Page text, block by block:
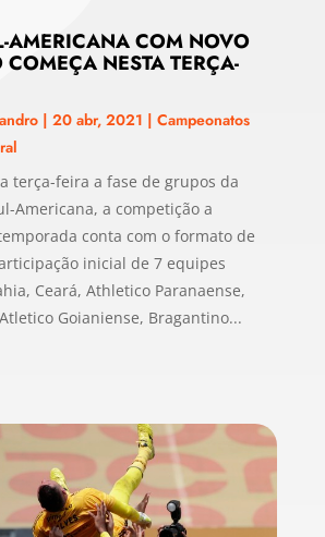
AMERICANA COM NOVO
COMEÇA NESTA TERÇA-
| 20 abr, 2021 | Campeonatos
terça-feira a fase de grupos da
Americana, a competição a
conta com o formato de
inicial de 7 equipes
Ceará, Athletico Paranaense,
Goianiense, Bragantino...